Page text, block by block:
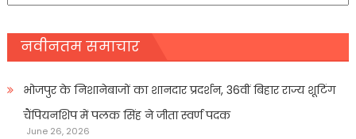
नवीनतम समाचार
भोजपुर के निशानेबाजों का शानदार प्रदर्शन, 36वीं बिहार राज्य शूटिंग
चैंपियनशिप में पलक सिंह ने जीता स्वर्ण पदक
June 26, 2026